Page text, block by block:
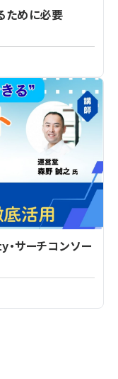
ために必要
サーチコンソー